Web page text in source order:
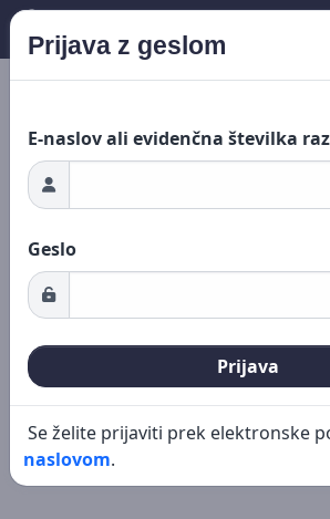
Nalaganje ...
Prijava z geslom
E-naslov ali evidenčna številka
Geslo
Prijava
Se želite prijaviti prek elektronske
naslovom.